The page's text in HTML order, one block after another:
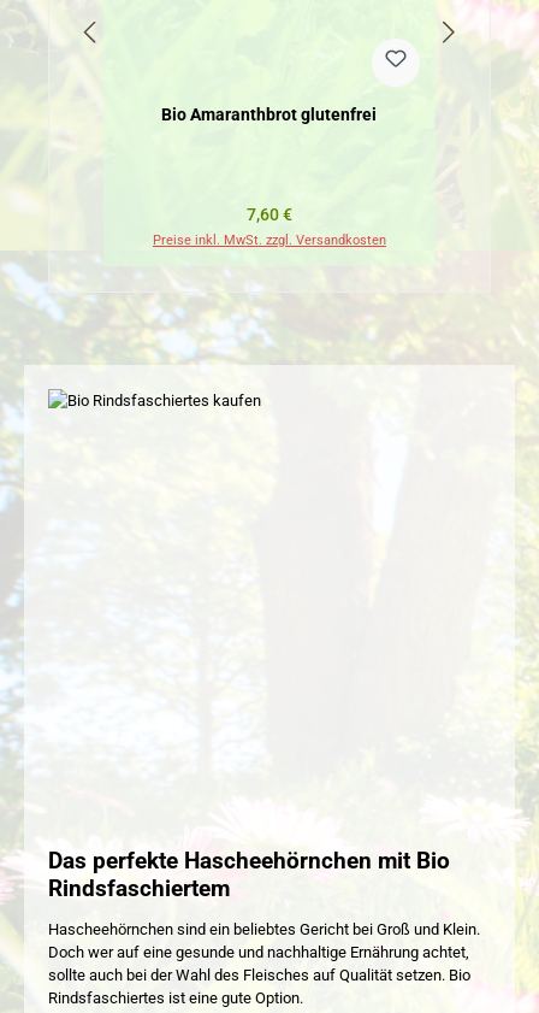
Bio Amaranthbrot glutenfrei
Regulärer Preis:
7,60 €
Preise inkl. MwSt. zzgl. Versandkosten
Das perfekte Hascheehörnchen mit Bio
Rindsfaschiertem
Hascheehörnchen sind ein beliebtes Gericht bei Groß und Klein.
Doch wer auf eine gesunde und nachhaltige Ernährung achtet,
sollte auch bei der Wahl des Fleisches auf Qualität setzen. Bio
Rindsfaschiertes ist eine gute Option.